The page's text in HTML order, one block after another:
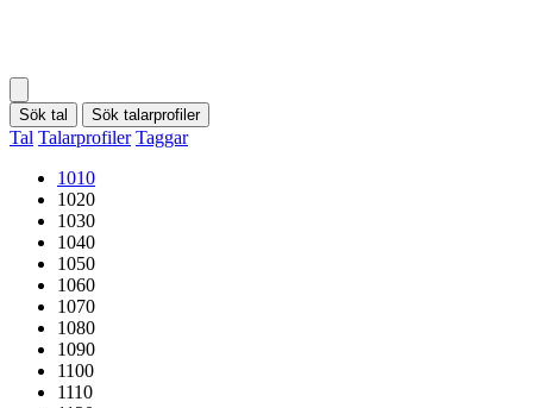
Sök tal Sök talarprofiler
Tal Talarprofiler Taggar
1010
1020
1030
1040
1050
1060
1070
1080
1090
1100
1110